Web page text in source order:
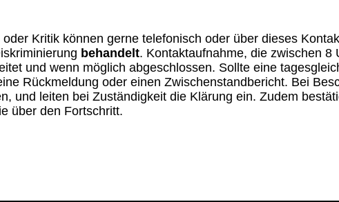
Kri­tik kön­nen gerne tele­fo­nisch oder über die­ses
behan­delt. Kon­takt­auf­nahme, die zwi­schen 8
und wenn mög­lich abge­schlos­sen. Sollte eine
Rück­mel­dung oder einen Zwi­schen­stand­be­richt. Bei
und lei­ten bei Zustän­dig­keit die Klä­rung ein. Zudem
über den Fort­schritt.